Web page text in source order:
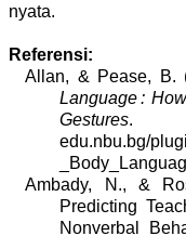
nyata.
Referensi:
Allan, & Pease, B.
Language :
Gestures.
edu.nbu.bg/
Ambady, N., &
Predicting
Nonverbal